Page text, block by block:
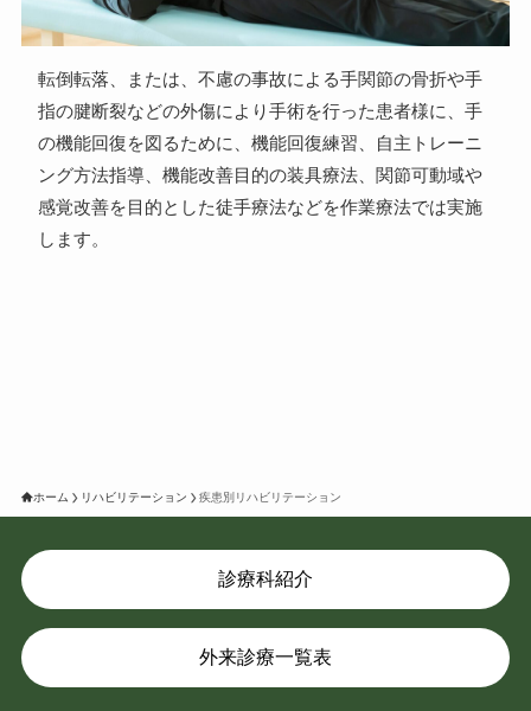
転倒転落、または、不慮の事故による手関節の骨折や手
指の腱断裂などの外傷により手術を行った患者様に、手
の機能回復を図るために、機能回復練習、自主トレーニ
ング方法指導、機能改善目的の装具療法、関節可動域や
感覚改善を目的とした徒手療法などを作業療法では実施
します。
ホーム リハビリテーション 疾患別リハビリテーション
診療科紹介
外来診療一覧表